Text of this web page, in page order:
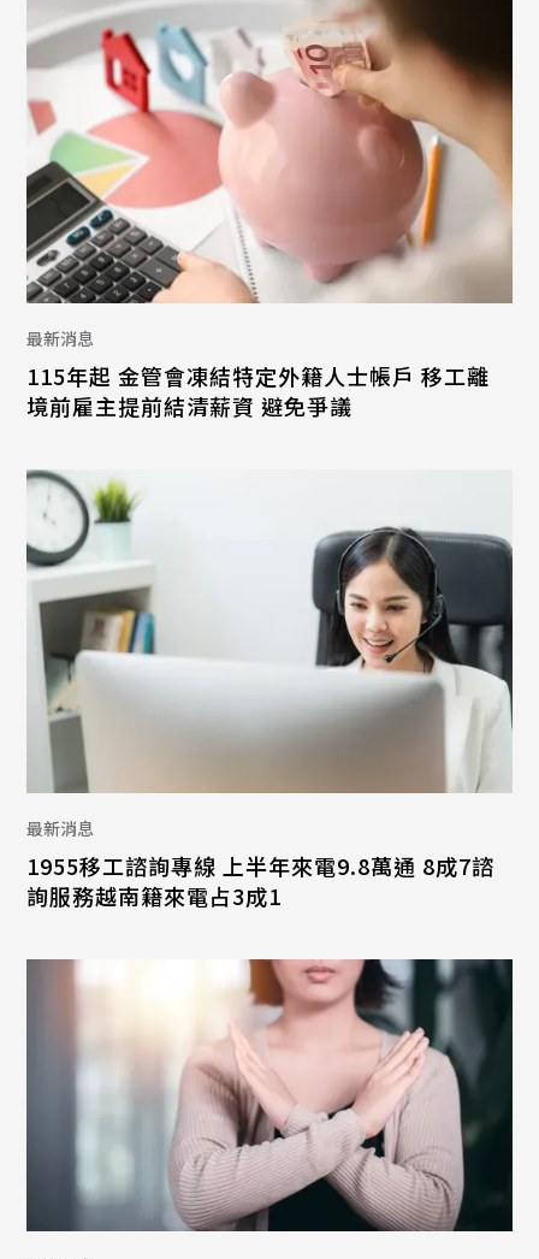
最新消息
115年起 金管會凍結特定外籍人士帳戶 移工離
境前雇主提前結清薪資 避免爭議
最新消息
1955移工諮詢專線 上半年來電9.8萬通 8成7諮
詢服務越南籍來電占3成1